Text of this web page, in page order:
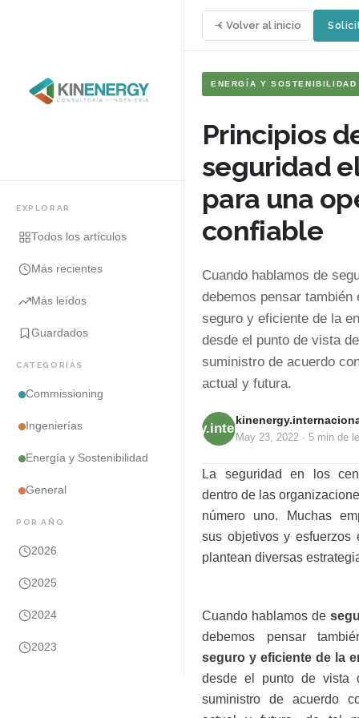
EXPLORAR
Todos los artículos
Más recientes
Más leídos
Guardados
CATEGORÍAS
Commissioning
Ingenierías
Energía y Sostenibilidad
General
POR AÑO
2026
2025
2024
2023
Volver al inicio
ENERGÍA Y SOSTENIBILIDAD
Principios
seguridad
para una
confiable
Cuando hablamos de
debemos pensar también
seguro y eficiente de la
desde el punto de vista
suministro de acuerdo
actual y futura.
kinenergy.internacional
May 23, 2022 · 5 min de
La seguridad en los
dentro de las
número uno. Muchas
sus objetivos y esfuerzos
plantean diversas
Cuando hablamos de
debemos pensar
seguro y eficiente de la
desde el punto de vista
suministro de acuerdo